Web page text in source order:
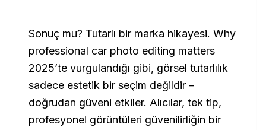
Sonuç mu? Tutarlı bir marka hikayesi. Why
professional car photo editing matters
2025’te vurgulandığı gibi, görsel tutarlılık
sadece estetik bir seçim değildir –
doğrudan güveni etkiler. Alıcılar, tek tip,
profesyonel görüntüleri güvenilirliğin bir